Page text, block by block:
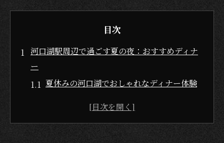
目次
河口湖駅周辺で過ごす夏の夜：おすすめディナ
ー
夏休みの河口湖でおしゃれなディナー体験